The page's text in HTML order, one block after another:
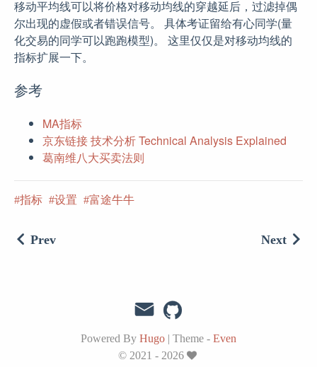
移动平均线可以将价格对移动均线的穿越延后，过滤掉偶
尔出现的虚假或者错误信号。 具体考证留给有心同学(量
化交易的同学可以跑跑模型)。 这里仅仅是对移动均线的
指标扩展一下。
参考
MA指标
京东链接 技术分析 Technical Analysis Explained
葛南维八大买卖法则
指标 设置 富途牛牛
Prev Next
Powered By Hugo | Theme - Even
© 2021 - 2026